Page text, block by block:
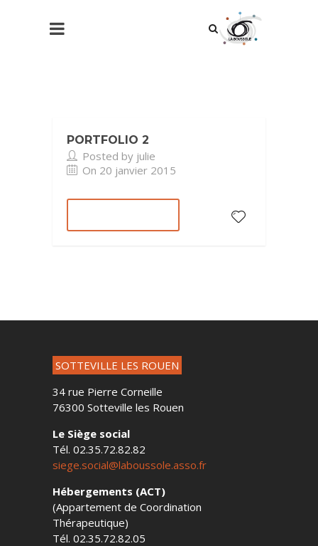
PORTFOLIO 2
Posted by julie
On 20 janvier 2015
SOTTEVILLE LES ROUEN
34 rue Pierre Corneille
76300 Sotteville les Rouen
Le Siège social
Tél. 02.35.72.82.82
siege.social@laboussole.asso.fr
Hébergements (ACT)
(Appartement de Coordination
Thérapeutique)
Tél. 02.35.72.82.05